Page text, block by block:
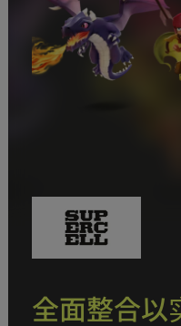
全面整合以